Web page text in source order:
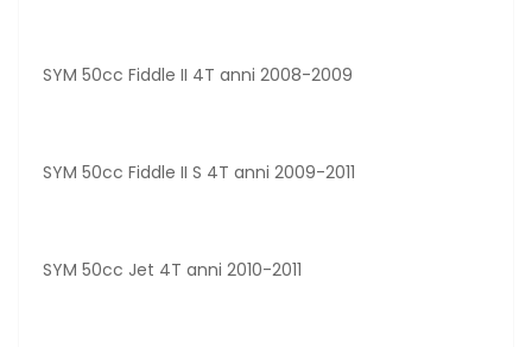
SYM 50cc Fiddle II 4T anni 2008-2009
SYM 50cc Fiddle II S 4T anni 2009-2011
SYM 50cc Jet 4T anni 2010-2011